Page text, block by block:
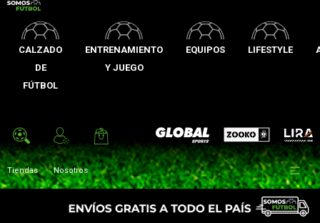
CALZADO
DE
FÚTBOL
ENTRENAMIENTO
Y JUEGO
EQUIPOS LIFESTYLE
Global Sports Zooko Lira
Tiendas Nosotros 